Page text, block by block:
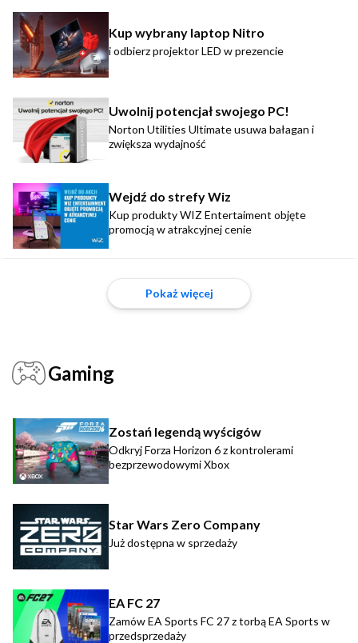
Kup wybrany laptop Nitro
i odbierz projektor LED w prezencie
Uwolnij potencjał swojego PC!
Norton Utilities Ultimate usuwa bałagan i
zwiększa wydajność
Wejdź do strefy Wiz
Kup produkty WIZ Entertaiment objęte
promocją w atrakcyjnej cenie
Pokaż więcej
Gaming
Zostań legendą wyścigów
Odkryj Forza Horizon 6 z kontrolerami
bezprzewodowymi Xbox
Star Wars Zero Company
Już dostępna w sprzedaży
EA FC 27
Zamów EA Sports FC 27 z torbą EA Sports w
przedsprzedaży